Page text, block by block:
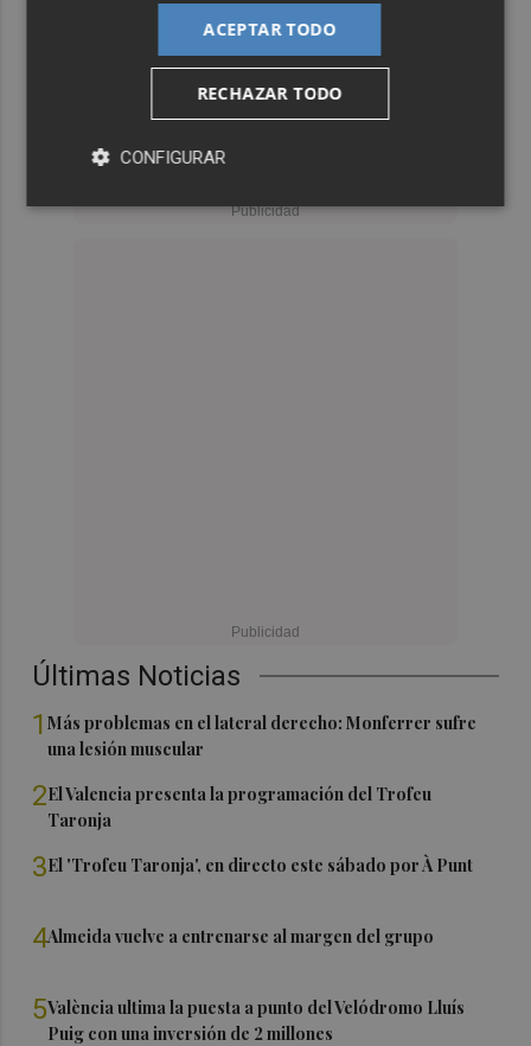
Últimas Noticias
1Más problemas en el lateral derecho: Monferrer sufre
una lesión muscular
2El Valencia presenta la programación del Trofeu
Taronja
3El 'Trofeu Taronja', en directo este sábado por À Punt
4Almeida vuelve a entrenarse al margen del grupo
5València ultima la puesta a punto del Velódromo Lluís
Puig con una inversión de 2 millones
ACEPTAR TODO
RECHAZAR TODO
CONFIGURAR